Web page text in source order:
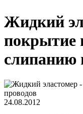
Жидкий
покрытие
слипанию
24.08.2012